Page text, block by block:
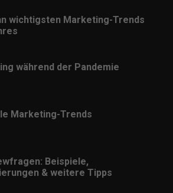
wichtigsten Marketing-Trends
während der Pandemie
Marketing-Trends
Beispiele,
& weitere Tipps